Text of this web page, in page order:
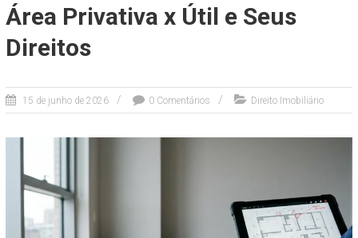
Área Privativa x Útil e Seus
Direitos
15 de junho de 2026 0 Comentários Direito Imobiliário